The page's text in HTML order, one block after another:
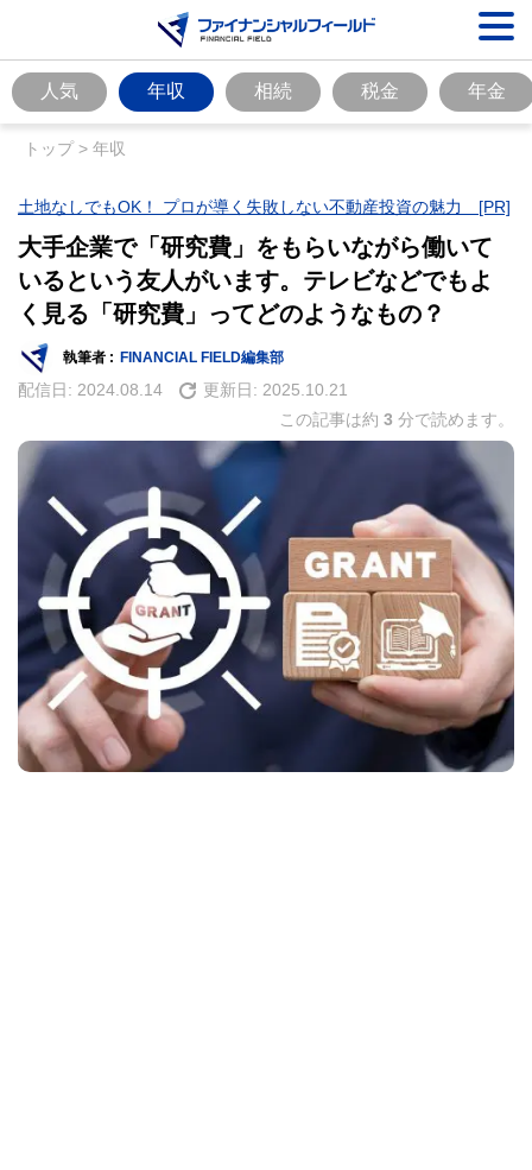
人気 年収 相続 税金 年金
トップ> 年収
土地なしでもOK！ プロが導く失敗しない不動産投資の魅力 [PR]
大手企業で「研究費」をもらいながら働いて
いるという友人がいます。テレビなどでもよ
く見る「研究費」ってどのようなもの？
執筆者 : FINANCIAL FIELD編集部
配信日: 2024.08.14 更新日: 2025.10.21
この記事は約 3 分で読めます。